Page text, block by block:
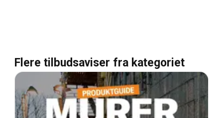
Flere tilbudsaviser fra kategoriet